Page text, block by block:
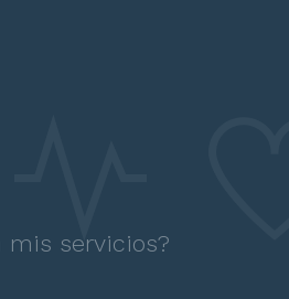
mis servicios?